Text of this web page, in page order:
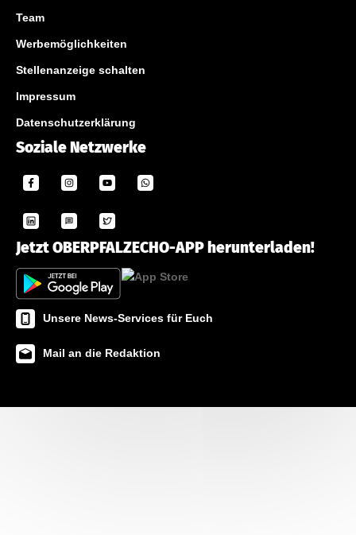
Team
Werbemöglichkeiten
Stellenanzeige schalten
Impressum
Datenschutzerklärung
Soziale Netzwerke
Jetzt OBERPFALZECHO-APP herunterladen!
Unsere News-Services für Euch
Mail an die Redaktion